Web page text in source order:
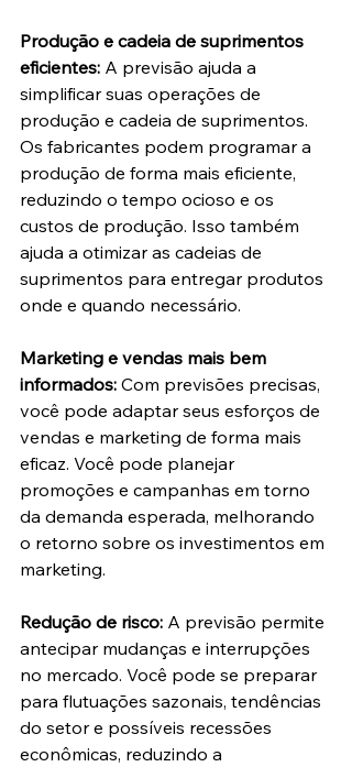
Produção e cadeia de suprimentos
eficientes: A previsão ajuda a
simplificar suas operações de
produção e cadeia de suprimentos.
Os fabricantes podem programar a
produção de forma mais eficiente,
reduzindo o tempo ocioso e os
custos de produção. Isso também
ajuda a otimizar as cadeias de
suprimentos para entregar produtos
onde e quando necessário.
Marketing e vendas mais bem
informados: Com previsões precisas,
você pode adaptar seus esforços de
vendas e marketing de forma mais
eficaz. Você pode planejar
promoções e campanhas em torno
da demanda esperada, melhorando
o retorno sobre os investimentos em
marketing.
Redução de risco: A previsão permite
antecipar mudanças e interrupções
no mercado. Você pode se preparar
para flutuações sazonais, tendências
do setor e possíveis recessões
econômicas, reduzindo a